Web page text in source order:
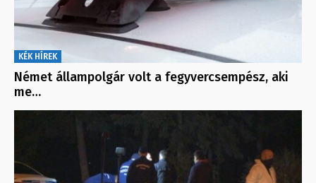
KÉK HÍREK
Német állampolgár volt a fegyvercsempész, aki
me…